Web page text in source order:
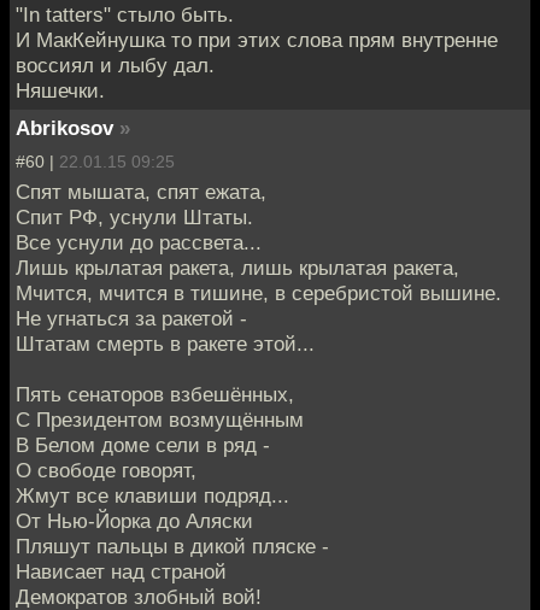
"In tatters" стыло быть.
И МакКейнушка то при этих слова прям внутренне
воссиял и лыбу дал.
Няшечки.
Abrikosov »
#60 | 22.01.15 09:25
Спят мышата, спят ежата,
Спит РФ, уснули Штаты.
Все уснули до рассвета...
Лишь крылатая ракета, лишь крылатая ракета,
Мчится, мчится в тишине, в серебристой вышине.
Не угнаться за ракетой -
Штатам смерть в ракете этой...
Пять сенаторов взбешённых,
С Президентом возмущённым
В Белом доме сели в ряд -
О свободе говорят,
Жмут все клавиши подряд...
От Нью-Йорка до Аляски
Пляшут пальцы в дикой пляске -
Нависает над страной
Демократов злобный вой!